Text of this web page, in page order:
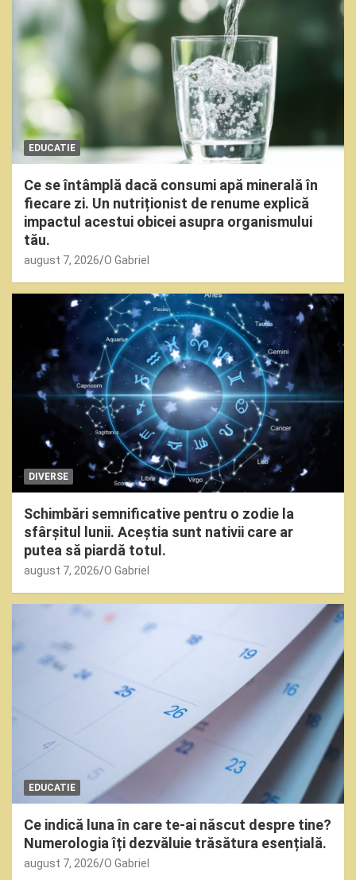
EDUCATIE
Ce se întâmplă dacă consumi apă minerală în
fiecare zi. Un nutriționist de renume explică
impactul acestui obicei asupra organismului
tău.
august 7, 2026 O Gabriel
DIVERSE
Schimbări semnificative pentru o zodie la
sfârșitul lunii. Aceștia sunt nativii care ar
putea să piardă totul.
august 7, 2026 O Gabriel
EDUCATIE
Ce indică luna în care te-ai născut despre tine?
Numerologia îți dezvăluie trăsătura esențială.
august 7, 2026 O Gabriel